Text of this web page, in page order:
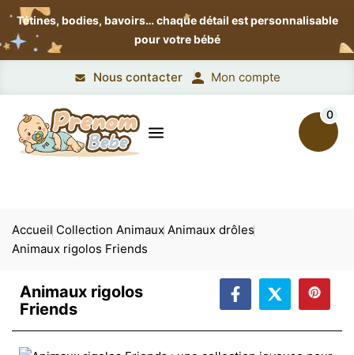
Tétines, bodies, bavoirs…chaque détail est personnalisable
pour votre bébé
Nous contacter Mon compte
0
Accueil Collection Animaux Animaux drôles
Animaux rigolos Friends
Animaux rigolos
Friends